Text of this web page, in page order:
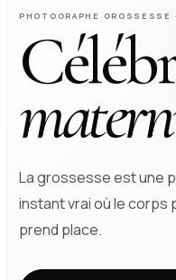
PHOTOGRAPHE
La grossesse est une
instant vrai où le corps
prend place.